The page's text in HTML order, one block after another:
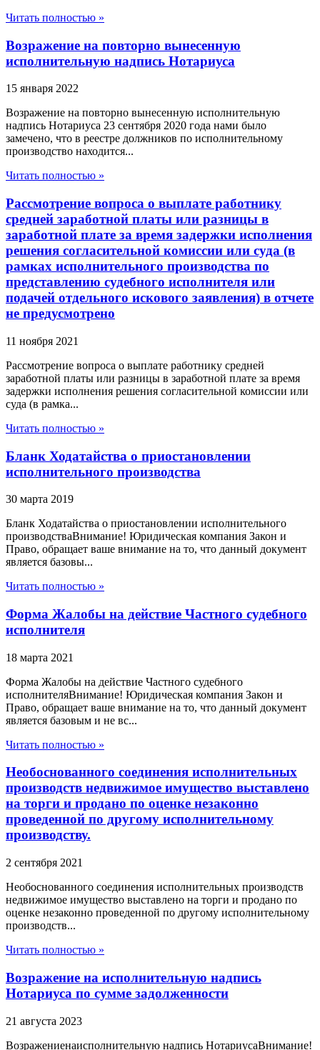
Читать полностью »
Возражение на повторно вынесенную
исполнительную надпись Нотариуса
15 января 2022
Возражение на повторно вынесенную исполнительную
надпись Нотариуса 23 сентября 2020 года нами было
замечено, что в реестре должников по исполнительному
производство находится...
Читать полностью »
Рассмотрение вопроса о выплате работнику
средней заработной платы или разницы в
заработной плате за время задержки исполнения
решения согласительной комиссии или суда (в
рамках исполнительного производства по
представлению судебного исполнителя или
подачей отдельного искового заявления) в отчете
не предусмотрено
11 ноября 2021
Рассмотрение вопроса о выплате работнику средней
заработной платы или разницы в заработной плате за время
задержки исполнения решения согласительной комиссии или
суда (в рамка...
Читать полностью »
Бланк Ходатайства о приостановлении
исполнительного производства
30 марта 2019
Бланк Ходатайства о приостановлении исполнительного
производстваВнимание! Юридическая компания Закон и
Право, обращает ваше внимание на то, что данный документ
является базовы...
Читать полностью »
Форма Жалобы на действие Частного судебного
исполнителя
18 марта 2021
Форма Жалобы на действие Частного судебного
исполнителяВнимание! Юридическая компания Закон и
Право, обращает ваше внимание на то, что данный документ
является базовым и не вс...
Читать полностью »
Необоснованного соединения исполнительных
производств недвижимое имущество выставлено
на торги и продано по оценке незаконно
проведенной по другому исполнительному
производству.
2 сентября 2021
Необоснованного соединения исполнительных производств
недвижимое имущество выставлено на торги и продано по
оценке незаконно проведенной по другому исполнительному
производств...
Читать полностью »
Возражение на исполнительную надпись
Нотариуса по сумме задолженности
21 августа 2023
Возражениенаисполнительную надпись НотариусаВнимание!